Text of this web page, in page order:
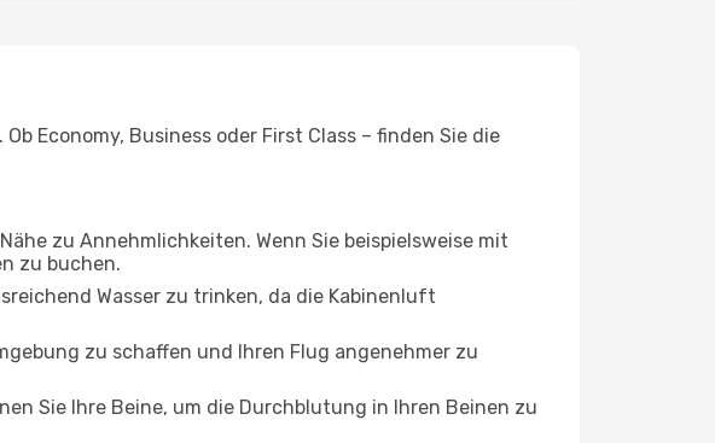
Economy, Business oder First Class – finden Sie die
zu Annehmlichkeiten. Wenn Sie beispielsweise mit
zu buchen.
Wasser zu trinken, da die Kabinenluft
zu schaffen und Ihren Flug angenehmer zu
Sie Ihre Beine, um die Durchblutung in Ihren Beinen zu